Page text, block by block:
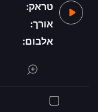
טראק:
אורך:
אלבום: